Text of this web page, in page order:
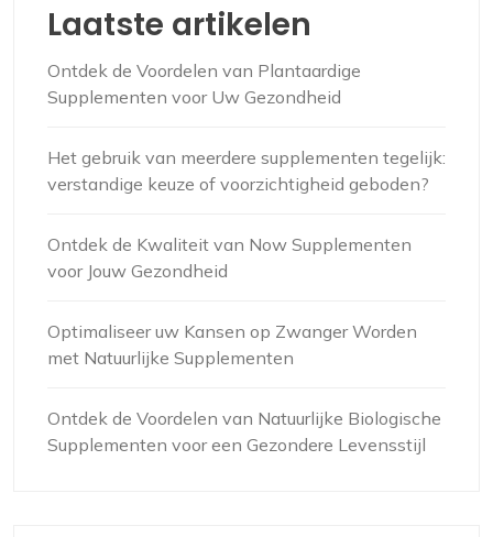
Laatste artikelen
Ontdek de Voordelen van Plantaardige
Supplementen voor Uw Gezondheid
Het gebruik van meerdere supplementen tegelijk:
verstandige keuze of voorzichtigheid geboden?
Ontdek de Kwaliteit van Now Supplementen
voor Jouw Gezondheid
Optimaliseer uw Kansen op Zwanger Worden
met Natuurlijke Supplementen
Ontdek de Voordelen van Natuurlijke Biologische
Supplementen voor een Gezondere Levensstijl